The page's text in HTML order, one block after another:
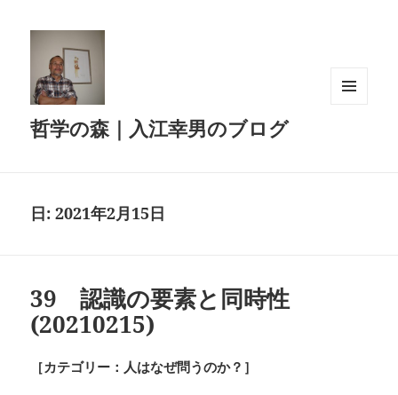
哲学の森｜入江幸男のブログ
日:2021年2月15日
39 認識の要素と同時性
(20210215)
［カテゴリー：人はなぜ問うのか？］